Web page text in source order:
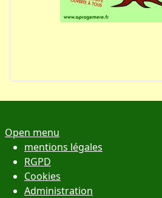
Open menu
mentions légales
RGPD
Cookies
Administration